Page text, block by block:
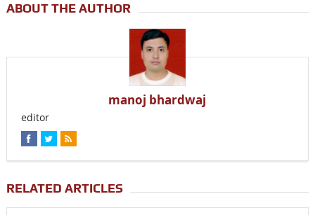
ABOUT THE AUTHOR
manoj bhardwaj
editor
RELATED ARTICLES